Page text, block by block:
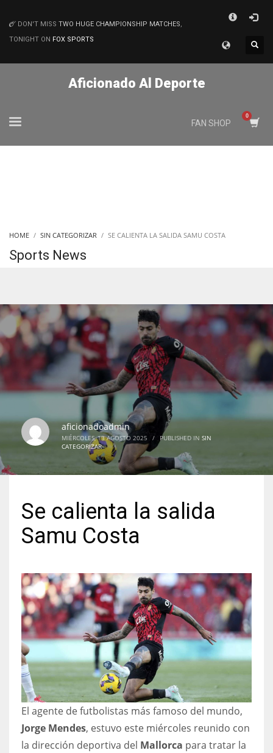
MATCHES
NYJ
3
ATL
24
IND
34
DON'T MISS TWO HUGE CHAMPIONSHIP MATCHES,
TONIGHT ON FOX SPORTS
Aficionado Al Deporte
FAN SHOP
HOME SIN CATEGORIZAR SE CALIENTA LA SALIDA SAMU COSTA
Sports News
aficionadoadmin
MIÉRCOLES, 13 AGOSTO 2025 / PUBLISHED IN SIN
CATEGORIZAR
Se calienta la salida
Samu Costa
El agente de futbolistas más famoso del mundo,
Jorge Mendes, estuvo este miércoles reunido con
la dirección deportiva del Mallorca para tratar la